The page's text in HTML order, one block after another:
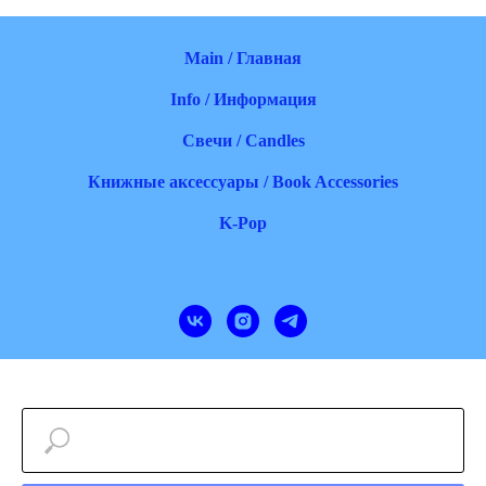
Main / Главная
Info / Информация
Свечи / Candles
Книжные аксессуары / Book Accessories
K-Pop